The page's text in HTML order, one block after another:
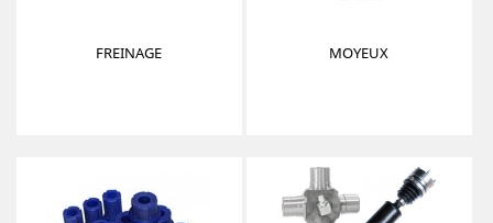
FREINAGE MOYEUX